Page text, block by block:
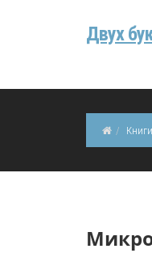
Двуx